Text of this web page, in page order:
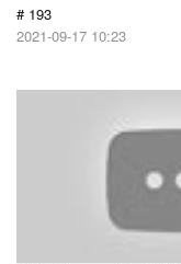
# 193
2021-09-17 10:23